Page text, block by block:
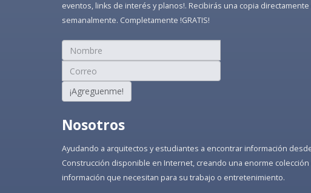
eventos, links de interés y planos!. Recibirás una copia
semanalmente. Completamente !GRATIS!
¡Agreguenme!
Nosotros
Ayudando a arquitectos y estudiantes a encontrar información
Construcción disponible en Internet, creando una enorme
información que necesitan para su trabajo o entretenimiento.